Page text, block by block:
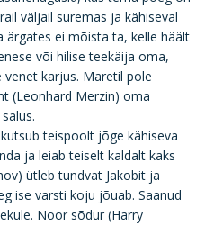
väljail suremas ja kähiseval
ärgates ei mõista ta, kelle häält
või hilise teekäija oma,
karjus. Maretil pole
(Leonhard Merzin) oma
teispoolt jõge kähiseva
ja leiab teiselt kaldalt kaks
ütleb tundvat Jakobit ja
ise varsti koju jõuab. Saanud
Noor sõdur (Harry